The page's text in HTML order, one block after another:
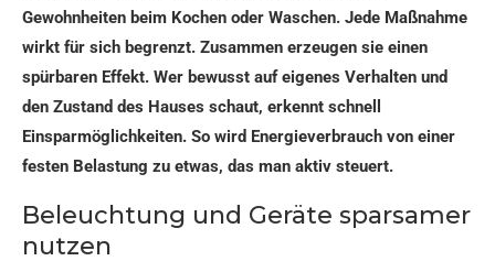
Gewohnheiten beim Kochen oder Waschen. Jede Maßnahme
wirkt für sich begrenzt. Zusammen erzeugen sie einen
spürbaren Effekt. Wer bewusst auf eigenes Verhalten und
den Zustand des Hauses schaut, erkennt schnell
Einsparmöglichkeiten. So wird Energieverbrauch von einer
festen Belastung zu etwas, das man aktiv steuert.
Beleuchtung und Geräte sparsamer
nutzen